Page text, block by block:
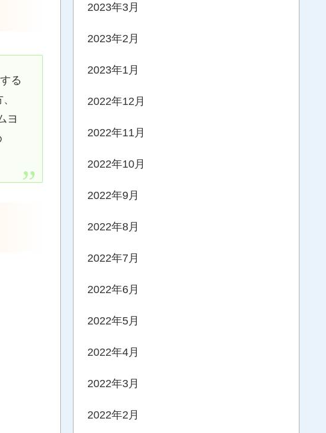
る
ヨ
2023年3月
2023年2月
2023年1月
2022年12月
2022年11月
2022年10月
2022年9月
2022年8月
2022年7月
2022年6月
2022年5月
2022年4月
2022年3月
2022年2月